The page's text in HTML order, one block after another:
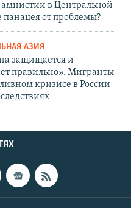
в Центральной
панацея от проблемы?
АЗИЯ
защищается и
правильно». Мигранты
кризисе в России